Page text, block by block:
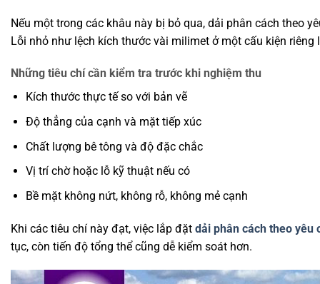
Nếu một trong các khâu này bị bỏ qua, dải phân cách theo
Lỗi nhỏ như lệch kích thước vài milimet ở một cấu kiện
Những tiêu chí cần kiểm tra trước khi nghiệm thu
Kích thước thực tế so với bản vẽ
Độ thẳng của cạnh và mặt tiếp xúc
Chất lượng bê tông và độ đặc chắc
Vị trí chờ hoặc lỗ kỹ thuật nếu có
Bề mặt không nứt, không rỗ, không mẻ cạnh
Khi các tiêu chí này đạt, việc lắp đặt dải phân cách theo yêu
tục, còn tiến độ tổng thể cũng dễ kiểm soát hơn.